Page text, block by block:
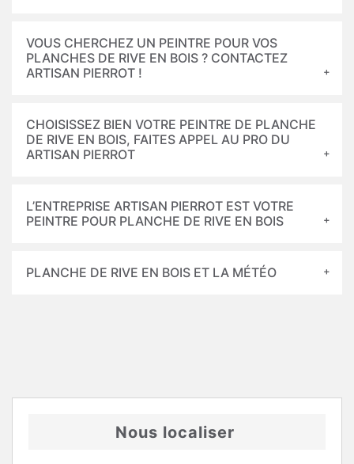
VOUS CHERCHEZ UN PEINTRE POUR VOS
PLANCHES DE RIVE EN BOIS ? CONTACTEZ
ARTISAN PIERROT !
CHOISISSEZ BIEN VOTRE PEINTRE DE PLANCHE
DE RIVE EN BOIS, FAITES APPEL AU PRO DU
ARTISAN PIERROT
L’ENTREPRISE ARTISAN PIERROT EST VOTRE
PEINTRE POUR PLANCHE DE RIVE EN BOIS
PLANCHE DE RIVE EN BOIS ET LA MÉTÉO
Nous localiser